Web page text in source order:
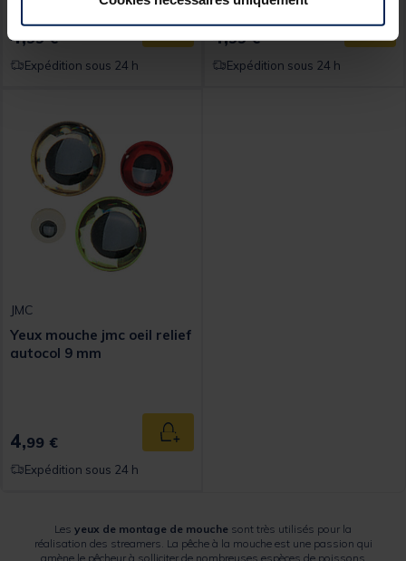
4,99 €
Expédition sous 24 h
4,99 €
Expédition sous 24 h
JMC
Yeux mouche jmc oeil relief
autocol 9 mm
4,99 € Ajouter au panier
Expédition sous 24 h
Les yeux de montage de mouche sont très utilisés pour la
réalisation des streamers. La pêche à la mouche est une passion qui
amène le pêcheur à solliciter de nombreuses espèces de poissons